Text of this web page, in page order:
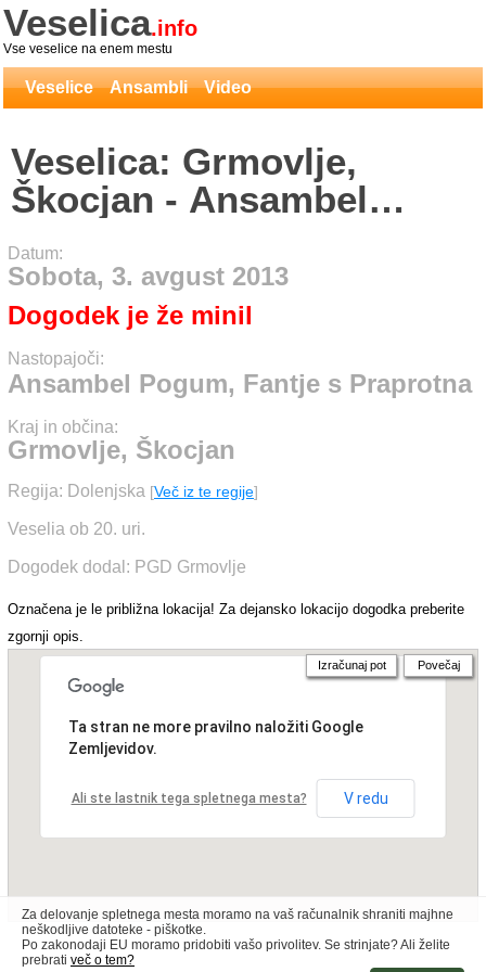
Veselica.info
Vse veselice na enem mestu
Veselice Ansambli Video
Veselica: Grmovlje,
Škocjan - Ansambel
Pogum, Fantje s
Praprotna
Datum:
Sobota, 3. avgust 2013
Dogodek je že minil
Nastopajoči:
Ansambel Pogum, Fantje s Praprotna
Kraj in občina:
Grmovlje, Škocjan
Regija: Dolenjska [Več iz te regije]
Veselia ob 20. uri.
Dogodek dodal: PGD Grmovlje
Označena je le približna lokacija! Za dejansko lokacijo dogodka preberite
zgornji opis.
Ta stran ne more pravilno naložiti Google
Zemljevidov.
Ali ste lastnik tega spletnega mesta? V redu
Izračunaj pot Povečaj
Za delovanje spletnega mesta moramo na vaš računalnik shraniti majhne
neškodljive datoteke - piškotke.
Po zakonodaji EU moramo pridobiti vašo privolitev. Se strinjate? Ali želite
prebrati več o tem?